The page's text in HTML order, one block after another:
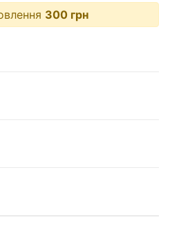
300 грн